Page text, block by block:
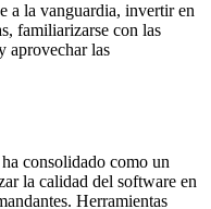
a la vanguardia, invertir en
familiarizarse con las
aprovechar las
consolidado como un
la calidad del software en
Herramientas